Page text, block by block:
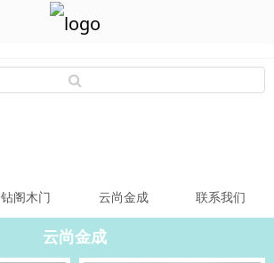
钻阁木门 云尚金成 联系我们
云尚金成